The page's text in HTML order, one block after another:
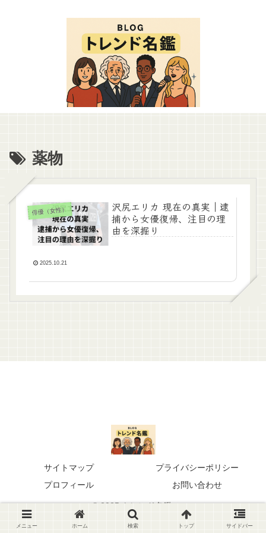
薬物
俳優（女性）
沢尻エリカ 現在の真実｜逮
捕から女優復帰、注目の理
由を深掘り
2025.10.21
サイトマップ
プライバシーポリシー
プロフィール
お問い合わせ
© 2025 トレンド名鑑.
メニュー ホーム 検索 トップ サイドバー